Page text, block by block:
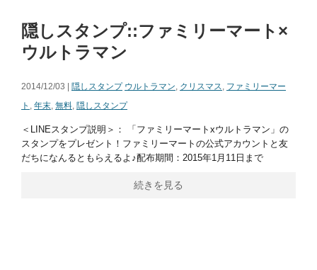
隠しスタンプ::ファミリーマート×
ウルトラマン
2014/12/03 | 隠しスタンプ ウルトラマン, クリスマス, ファミリーマー
ト , 年末, 無料, 隠しスタンプ
＜LINEスタンプ説明＞： 「ファミリーマートxウルトラマン」の
スタンプをプレゼント！ファミリーマートの公式アカウントと友
だちになんるともらえるよ♪配布期間：2015年1月11日まで
続きを見る